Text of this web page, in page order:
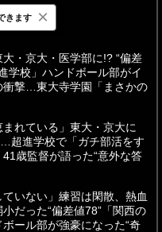
週間
・京大・医学部に!? “偏差
学校」ハンドボール部がイ
衝撃…東大寺学園「まさかの
まれている」東大・京大に
超進学校で「ガチ部活をす
歳監督が語った“意外な答
ていない」練習は閑散、熱血
だった“偏差値78”「関西の
ール部が強豪になった“奇
きます ×